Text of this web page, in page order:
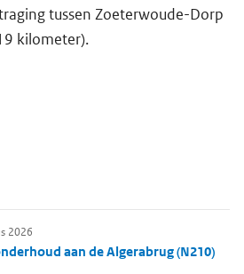
tussen Zoeterwoude-Dorp
kilometer).
aan de Algerabrug (N210)
2026